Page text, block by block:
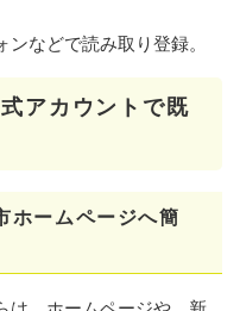
などで読み取り登録。
アカウントで既
ホームページへ簡